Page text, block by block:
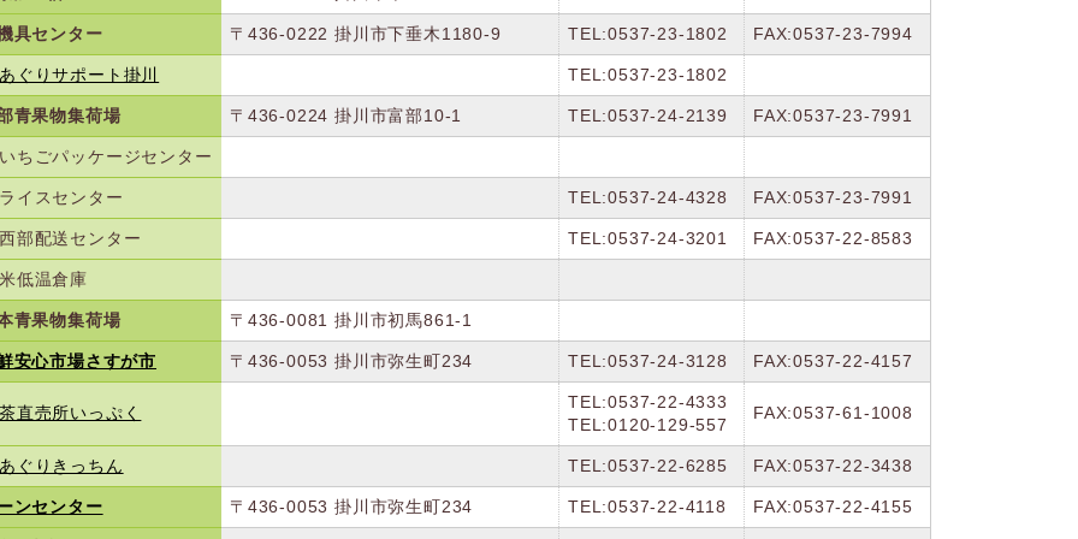
具センター 〒436-0222 掛川市下垂木1180-9 TEL:0537-23-1802 FAX:0537-23-7994
あぐりサポート掛川 TEL:0537-23-1802
青果物集荷場 〒436-0224 掛川市富部10-1 TEL:0537-24-2139 FAX:0537-23-7991
いちごパッケージセンター
ライスセンター TEL:0537-24-4328 FAX:0537-23-7991
西部配送センター TEL:0537-24-3201 FAX:0537-22-8583
米低温倉庫
青果物集荷場 〒436-0081 掛川市初馬861-1
安心市場さすが市 〒436-0053 掛川市弥生町234 TEL:0537-24-3128 FAX:0537-22-4157
茶直売所いっぷく
TEL:0537-22-4333
TEL:0120-129-557
FAX:0537-61-1008
あぐりきっちん TEL:0537-22-6285 FAX:0537-22-3438
ンセンター 〒436-0053 掛川市弥生町234 TEL:0537-22-4118 FAX:0537-22-4155